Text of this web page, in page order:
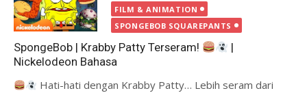
on
FILM & ANIMATION
SPONGEBOB SQUAREPANTS
SpongeBob | Krabby Patty Terseram!
|
Nickelodeon Bahasa
Hati-hati dengan Krabby Patty… Lebih seram dari